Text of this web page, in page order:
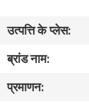
हमारे
बारे
में
उत्पत्ति के प्लेस:
ब्रांड नाम:
प्रमाणन: